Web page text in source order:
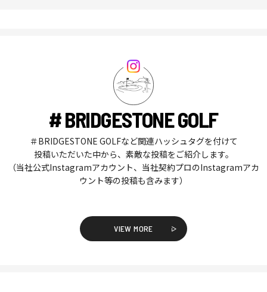
# BRIDGESTONE GOLF
＃BRIDGESTONE GOLFなど関連ハッシュタグを付けて
投稿いただいた中から、素敵な投稿をご紹介します。
（当社公式Instagramアカウント、当社契約プロのInstagramアカ
ウント等の投稿も含みます）
VIEW MORE